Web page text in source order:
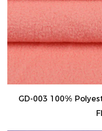
GD-003 100%